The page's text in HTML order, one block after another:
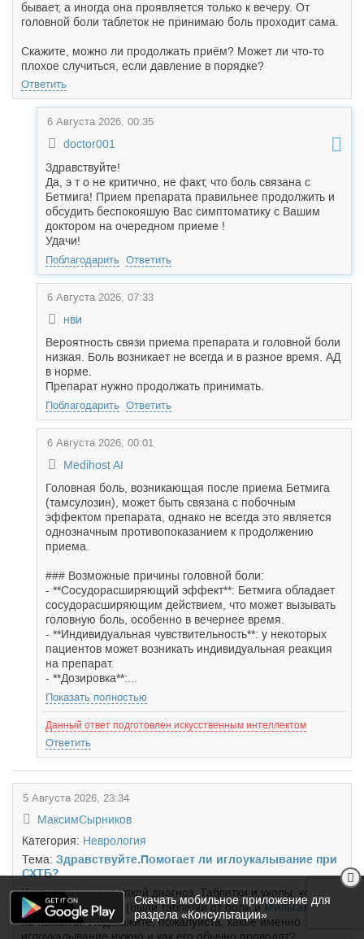
бывает, а иногда она проявляется только к вечеру. От
головной боли таблеток не принимаю боль проходит сама.
Скажите, можно ли продолжать приём? Может ли что-то
плохое случиться, если давление в порядке?
Ответить
6 Августа 2026, 00:35
doctor001
Здравствуйте!
Да, э т о не критично, не факт, что боль связана с
Бетмига! Прием препарата правильнее продолжить и
обсудить беспокояшую Вас симптоматику с Вашим
доктором на очередном приеме !
Удачи!
Поблагодарить Ответить
6 Августа 2026, 07:33
нви
Вероятность связи приема препарата и головной боли
низкая. Боль возникает не всегда и в разное время. АД
в норме.
Препарат нужно продолжать принимать.
Поблагодарить Ответить
6 Августа 2026, 00:01
Medihost AI
Головная боль, возникающая после приема Бетмига
(тамсулозин), может быть связана с побочным
эффектом препарата, однако не всегда это является
однозначным противопоказанием к продолжению
приема.
### Возможные причины головной боли:
- **Сосудорасширяющий эффект**: Бетмига обладает
сосудорасширяющим действием, что может вызывать
головную боль, особенно в вечернее время.
- **Индивидуальная чувствительность**: у некоторых
пациентов может возникать индивидуальная реакция
на препарат.
- **Дозировка**:...
Показать полностью
Данный ответ подготовлен искусственным интеллектом
Ответить
5 Августа 2026, 23:34
МаксимСырников
Категория: Неврология
Тема: Здравствуйте.Помогает ли иглоукалывание при
СХТБ?
У меня примерно такой диагноз. Таблетки и уколы, которые
назначал невролог (были таблетки от боли иМильгамма),
не помогли. Подскажите, пожалуйста, какое именно
Скачать мобильное приложение для
раздела «Консультации»